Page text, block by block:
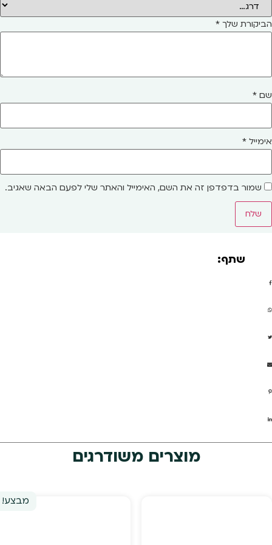
הביקורת שלך *
שם *
אימייל *
שמור בדפדפן זה את השם, האימייל והאתר שלי לפעם הבאה שאגיב.
שתף:
מוצרים משודרגים
מבצע!